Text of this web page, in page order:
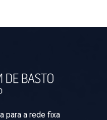
para a rede fixa